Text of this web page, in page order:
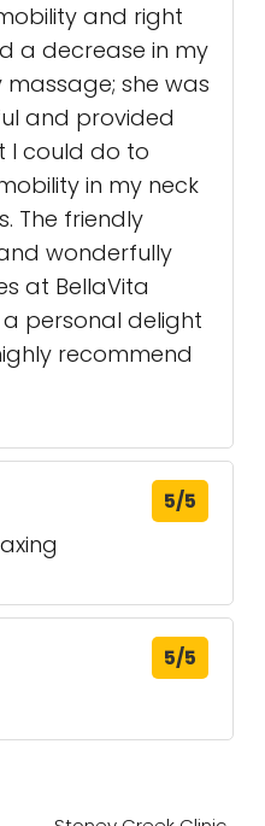
and right
a decrease in my
she was
and provided
I could do to
in my neck
The friendly
wonderfully
at BellaVita
personal delight
recommend
5/5
5/5